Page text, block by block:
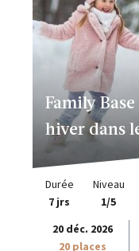
Family
hiver dans
Durée
7 jrs
Niveau
1/5
20 déc. 2026
20 places